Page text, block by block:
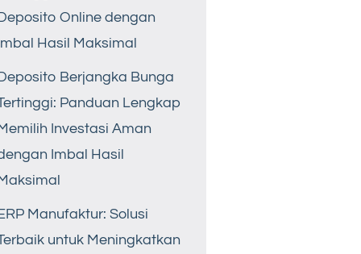
Online dengan
Hasil Maksimal
Berjangka Bunga
Panduan Lengkap
Investasi Aman
Imbal Hasil
Manufaktur: Solusi
untuk Meningkatkan